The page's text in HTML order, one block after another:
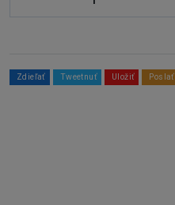
Zdieľať Tweetnuť Uložiť Poslať